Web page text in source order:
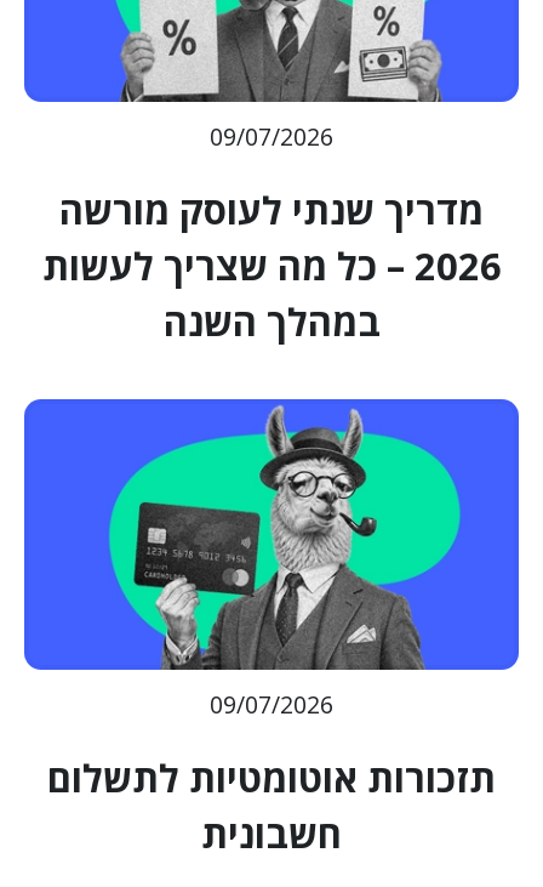
09/07/2026
מדריך שנתי לעוסק מורשה
2026 – כל מה שצריך לעשות
במהלך השנה
09/07/2026
תזכורות אוטומטיות לתשלום
חשבונית